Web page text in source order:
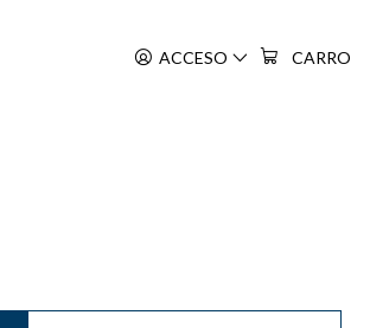
ACCESO CARRO